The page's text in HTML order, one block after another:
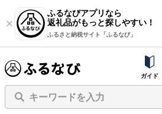
ふるなびアプリなら
返礼品がもっと探しやすい！
ふるさと納税サイト「ふるなび」
ガイド
キーワードを入力